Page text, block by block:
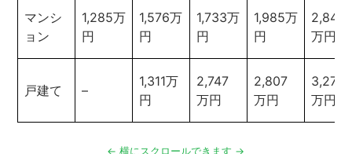
マンシ
ョン
1,285万
円
1,576万
円
1,733万
円
1,985万
円
2,845
万円
戸建て –
1,311万
円
2,747
万円
2,807
万円
3,273
万円